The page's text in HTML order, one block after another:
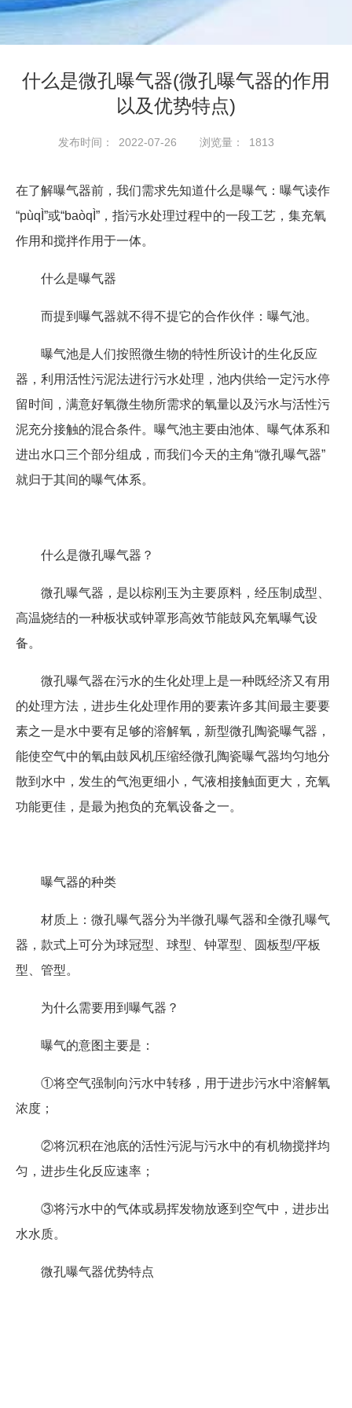
什么是微孔曝气器(微孔曝气器的作用
以及优势特点)
发布时间： 2022-07-26 浏览量： 1813
在了解曝气器前，我们需求先知道什么是曝气：曝气读作
“pùqÌ”或“baòqÌ”，指污水处理过程中的一段工艺，集充氧
作用和搅拌作用于一体。
什么是曝气器
而提到曝气器就不得不提它的合作伙伴：曝气池。
曝气池是人们按照微生物的特性所设计的生化反应
器，利用活性污泥法进行污水处理，池内供给一定污水停
留时间，满意好氧微生物所需求的氧量以及污水与活性污
泥充分接触的混合条件。曝气池主要由池体、曝气体系和
进出水口三个部分组成，而我们今天的主角“微孔曝气器”
就归于其间的曝气体系。
什么是微孔曝气器？
微孔曝气器，是以棕刚玉为主要原料，经压制成型、
高温烧结的一种板状或钟罩形高效节能鼓风充氧曝气设
备。
微孔曝气器在污水的生化处理上是一种既经济又有用
的处理方法，进步生化处理作用的要素许多其间最主要要
素之一是水中要有足够的溶解氧，新型微孔陶瓷曝气器，
能使空气中的氧由鼓风机压缩经微孔陶瓷曝气器均匀地分
散到水中，发生的气泡更细小，气液相接触面更大，充氧
功能更佳，是最为抱负的充氧设备之一。
曝气器的种类
材质上：微孔曝气器分为半微孔曝气器和全微孔曝气
器，款式上可分为球冠型、球型、钟罩型、圆板型/平板
型、管型。
为什么需要用到曝气器？
曝气的意图主要是：
①将空气强制向污水中转移，用于进步污水中溶解氧
浓度；
②将沉积在池底的活性污泥与污水中的有机物搅拌均
匀，进步生化反应速率；
③将污水中的气体或易挥发物放逐到空气中，进步出
水水质。
微孔曝气器优势特点